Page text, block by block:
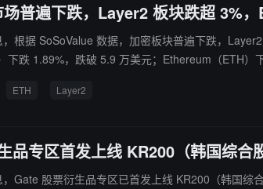
普遍下跌，Layer2 板块跌超 3%
根据 SoSoValue 数据，加密板块普遍下跌，
下跌 1.89%，跌破 5.9 万美元；Ethereum（ETH
此外，SocialFi 及 NFT 板块相对坚挺，分别上涨
ETH Layer2
品专区首发上线 KR200（韩国综
Gate 股票衍生品专区已首发上线 KR200（韩国综